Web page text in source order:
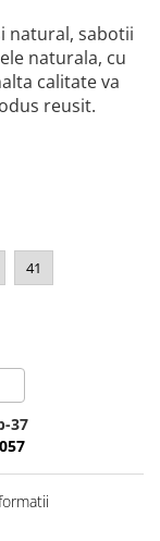
natural, sabotii
naturala, cu
calitate va
reusit.
41
37